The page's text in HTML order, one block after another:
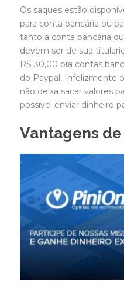
Os saques estão
para conta bancária ou
tanto a conta bancária
devem ser de sua
R$ 30,00 pra contas
do Paypal. Infelizmente
não deixa sacar valores
possível enviar dinheiro
Vantagens